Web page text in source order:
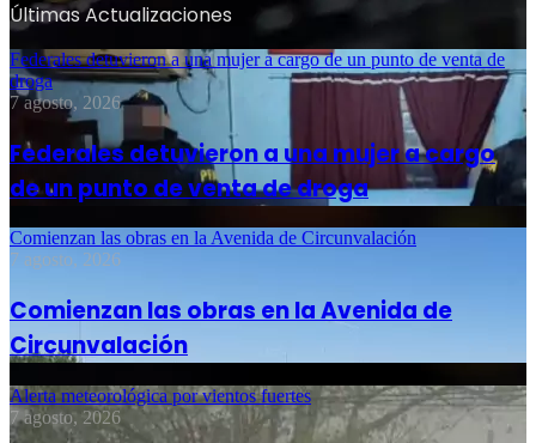
Últimas Actualizaciones
Federales detuvieron a una mujer a cargo de un punto de venta de
droga
7 agosto, 2026
Federales detuvieron a una mujer a cargo
de un punto de venta de droga
Comienzan las obras en la Avenida de Circunvalación
7 agosto, 2026
Comienzan las obras en la Avenida de
Circunvalación
Alerta meteorológica por vientos fuertes
7 agosto, 2026